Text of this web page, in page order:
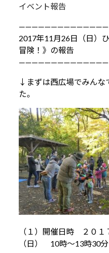
イベント報告
2017年11月26日（日）
冒険！》の報告
↓まずは西広場でみんな
た。
（１）開催日時 ２０１
（日） 10時～13時30分